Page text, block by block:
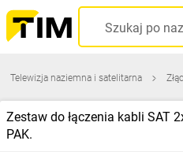
Telewizja naziemna i satelitarna
Zestaw do łączenia kabli SAT
PAK.